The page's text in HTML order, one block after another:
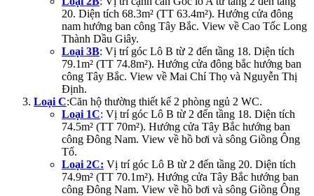
20. Diện tích 68.3m² (TT 63.4m²). Hướng cửa đông
nam hướng ban công Tây Bắc. View về Cao Tốc Long
Thành Dầu Giây.
Loại 3B: Vị trí góc Lô B từ 2 đến tầng 18. Diện tích
79.1m² (TT 74.8m²). Hướng cửa đông bắc hướng ban
công Tây Bắc. View về Mai Chí Thọ và Nguyễn Thị
Định.
Loại C:Căn hộ thường thiết kế 2 phòng ngủ 2 WC.
Loại 1C: Vị trí góc Lô B từ 2 đến tầng 18. Diện tích
74.5m² (TT 70m²). Hướng cửa Tây Bắc hướng ban
công Đông Nam. View về hồ bơi và sông Giồng Ông
Tố.
Loại 2C: Vị trí góc Lô B từ 2 đến tầng 20. Diện tích
74.9m² (TT 70.1m²). Hướng cửa Tây Bắc hướng ban
công Đông Nam. View về hồ bơi và sông Giồng Ông